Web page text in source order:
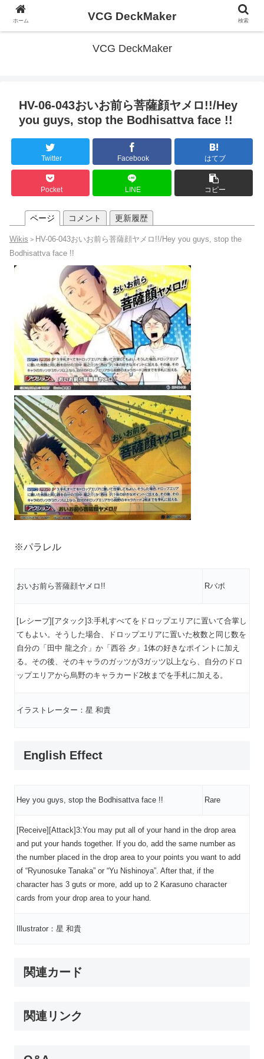
VCG DeckMaker
HV-06-043おいお前ら菩薩顔ヤメロ!!/Hey
you guys, stop the Bodhisattva face !!
Twitter Facebook はてブ
Pocket LINE コピー
ページ コメント 更新履歴
Wikis > HV-06-043おいお前ら菩薩顔ヤメロ!!/Hey you guys, stop the
Bodhisattva face !!
※パラレル
おいお前ら菩薩顔ヤメロ!! Rバボ
[レシーブ][アタック]3:手札すべてをドロップエリアに置いて合掌し
てもよい。そうした場合、ドロップエリアに置いた枚数と同じ数を
自分の「田中 龍之介」か「西谷 夕」1体の好きなポイントに加え
る。その後、そのキャラのガッツが3ガッツ以上なら、自分のドロ
ップエリアから烏野のキャラカード2枚までを手札に加える。
イラストレーター：星 和貴
English Effect
Hey you guys, stop the Bodhisattva face !! Rare
[Receive][Attack]3:You may put all of your hand in the drop area
and put your hands together. If you do, add the same number as
the number placed in the drop area to your points you want to add
of “Ryunosuke Tanaka” or “Yu Nishinoya”. After that, if the
character has 3 guts or more, add up to 2 Karasuno character
cards from your drop area to your hand.
Illustrator：星 和貴
関連カード
関連リンク
ホーム VCG DeckMaker 検索